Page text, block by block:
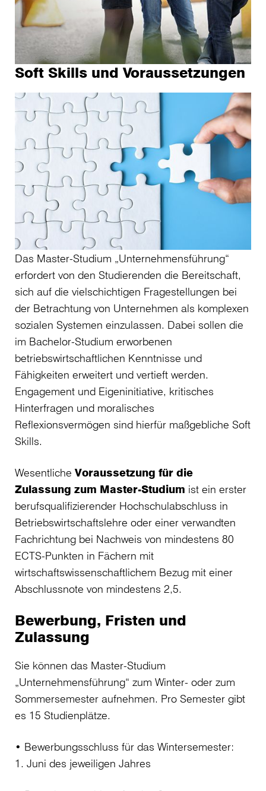
Soft Skills und Voraussetzungen
Das Master-Studium „Unternehmensführung“
erfordert von den Studierenden die Bereitschaft,
sich auf die vielschichtigen Fragestellungen bei
der Betrachtung von Unternehmen als komplexen
sozialen Systemen einzulassen. Dabei sollen die
im Bachelor-Studium erworbenen
betriebswirtschaftlichen Kenntnisse und
Fähigkeiten erweitert und vertieft werden.
Engagement und Eigeninitiative, kritisches
Hinterfragen und moralisches
Reflexionsvermögen sind hierfür maßgebliche Soft
Skills.
Wesentliche Voraussetzung für die
Zulassung zum Master-Studium ist ein erster
berufsqualifizierender Hochschulabschluss in
Betriebswirtschaftslehre oder einer verwandten
Fachrichtung bei Nachweis von mindestens 80
ECTS-Punkten in Fächern mit
wirtschaftswissenschaftlichem Bezug mit einer
Abschlussnote von mindestens 2,5.
Bewerbung, Fristen und
Zulassung
Sie können das Master-Studium
„Unternehmensführung“ zum Winter- oder zum
Sommersemester aufnehmen. Pro Semester gibt
es 15 Studienplätze.
• Bewerbungsschluss für das Wintersemester:
1. Juni des jeweiligen Jahres